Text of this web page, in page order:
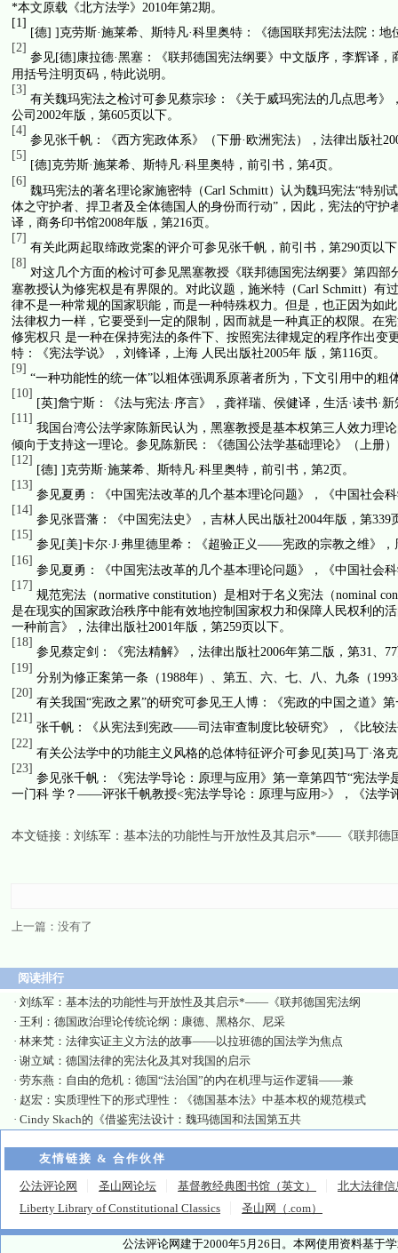
*本文原载《北方法学》 2010年第2期。
[1]
[德] ]克劳斯·施莱希、斯特凡·科里奥特：《德国联邦宪法法院：
[2]
参见[德] 康拉德·黑塞：《联邦德国宪法纲要》中文版序，李辉译，
用括号注明页码，特此说明。
[3]
有关魏玛宪法之检讨可参见蔡宗珍：《关于威玛宪法的几点思考
公司 2002年版，第605页以下。
[4]
参见张千帆：《西方宪政体系》（下册·欧洲宪法），法律出版社
[5]
[德]克劳斯·施莱希、斯特凡·科里奥特，前引书，第4页。
[6]
魏玛宪法的著名理论家施密特（Carl Schmitt）认为魏玛宪法“特别
体之守护者、捍卫者及全体德国人的身份而行动”，因此，宪法的守护
译，商务印书馆2008年版，第216页。
[7]
有关此两起取缔政党案的评介可参见张千帆，前引书，第290页以
[8]
对这几个方面的检讨可参见黑塞教授《联邦德国宪法纲要》第四
塞教授认为修宪权是有界限的。对此议题，施米特（Carl Schmitt）有
律不是一种常规的国家职能，而是一种特殊权力。但是，也正因为如
法律权力一样，它要受到一定的限制，因而就是一种真正的权限。
修宪权只 是一种在保持宪法的条件下、按照宪法律规定的程序作出变
特：《宪法学说》，刘锋译，上海 人民出版社2005年 版，第116页。
[9]
“一种功能性的统一体”以粗体强调系原著者所为，下文引用中的粗
[10]
[英]詹宁斯：《法与宪法·序言》，龚祥瑞、侯健译，生活·读书·
[11]
我国台湾公法学家陈新民认为，黑塞教授是基本权第三人效力理
倾向于支持这一理论。参见陈新民：《德国公法学基础理论》（上册
[12]
[德] ]克劳斯·施莱希、斯特凡·科里奥特，前引书，第2页。
[13]
参见夏勇：《中国宪法改革的几个基本理论问题》，《中国社会
[14]
参见张晋藩：《中国宪法史》，吉林人民出版社2004年版，第339
[15]
参见[ 美 卡尔·J·弗里德里希：《超验正义——宪政的宗教之维》，
[16]
参见夏勇：《中国宪法改革的几个基本理论问题》，《中国社会
[17]
规范宪法（normative constitution）是相对于名义宪法（nominal
是在现实的国家政治秩序中能有效地控制国家权力和保障人民权利
一种前言》，法律出版社2001年版，第259页以下。
[18]
参见蔡定剑：《宪法精解》，法律出版社2006年第二版，第31、 77
[19]
分别为修正案第一条（ 1988年）、第五、六、七、八、九条（ 1993
[20]
有关我国“宪政之累”的研究可参见王人博：《宪政的中国之道》
[21]
张千帆：《从宪法到宪政——司法审查制度比较研究》，《比较
[22]
有关公法学中的功能主义风格的总体特征评介可参见[英]马丁·洛
[23]
参见张千帆：《宪法学导论：原理与应用》第一章第四节“宪法学
一门科 学？——评张千帆教授<宪法学导论：原理与应用>》，《法学
本文链接： 刘练军：基本法的功能性与开放性及其启示*——《联邦德
上一篇：没有了
阅读排行
· 刘练军：基本法的功能性与开放性及其启示*——《联邦德国宪法纲
· 王利：德国政治理论传统论纲：康德、黑格尔、尼采
· 林来梵：法律实证主义方法的故事——以拉班德的国法学为焦点
· 谢立斌：德国法律的宪法化及其对我国的启示
· 劳东燕：自由的危机：德国“法治国”的内在机理与运作逻辑——兼
· 赵宏：实质理性下的形式理性：《德国基本法》中基本权的规范模式
· Cindy Skach的《借鉴宪法设计：魏玛德国和法国第五共
友情链接 & 合作伙伴
公法评论网 圣山网论坛 基督教经典图书馆（英文）
北大法律信
Liberty Library of Constitutional Classics
圣山网（.com）
公法评论网建于2000年5月26日。本网使用资料基于